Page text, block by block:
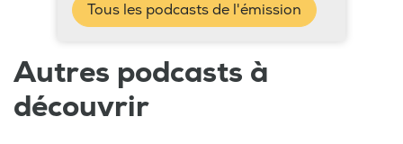
Tous les podcasts de l'émission
Autres podcasts à
découvrir